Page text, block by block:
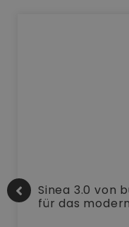
Sinea 3.0 von
für das